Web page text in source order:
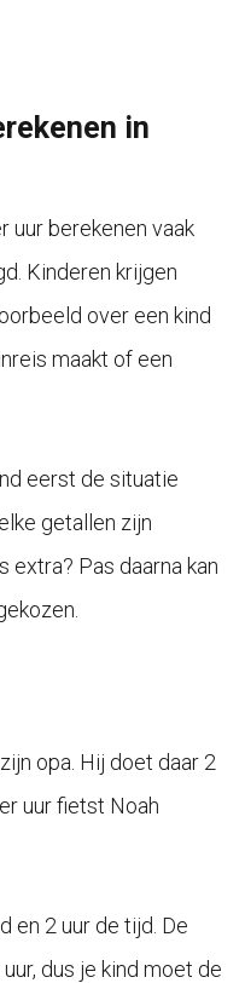
in
uur berekenen vaak
Kinderen krijgen
over een kind
maakt of een
eerst de situatie
getallen zijn
extra? Pas daarna kan
opa. Hij doet daar 2
uur fietst Noah
en 2 uur de tijd. De
dus je kind moet de